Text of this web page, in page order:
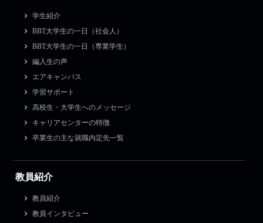
学生紹介
BBT大学生の一日（社会人）
BBT大学生の一日（専業学生）
編入生の声
エアキャンパス
学習サポート
高校生・大学生へのメッセージ
キャリアセンターの特徴
卒業生の主な就職内定先一覧
教員紹介
教員紹介
教員インタビュー